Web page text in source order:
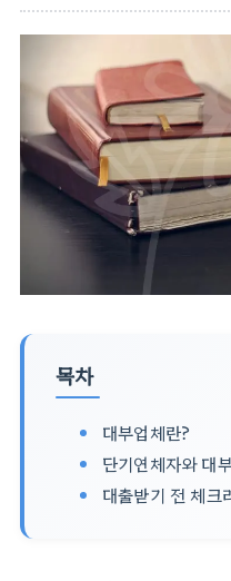
목차
대부업체란?
단기연체자와 대
대출받기 전 체크